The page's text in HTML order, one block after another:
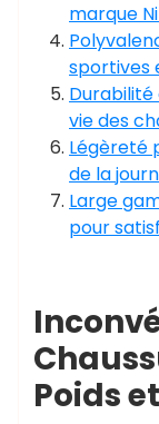
marque
sportives
Durabilité
vie des
Légèreté
de la
Large
pour
Poids